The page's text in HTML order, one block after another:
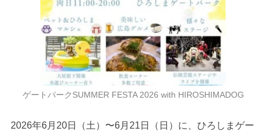
ゲートパークSUMMER FESTA 2026 with HIROSHIMADOG
2026年6月20日（土）〜6月21日（日）に、ひろしまゲー